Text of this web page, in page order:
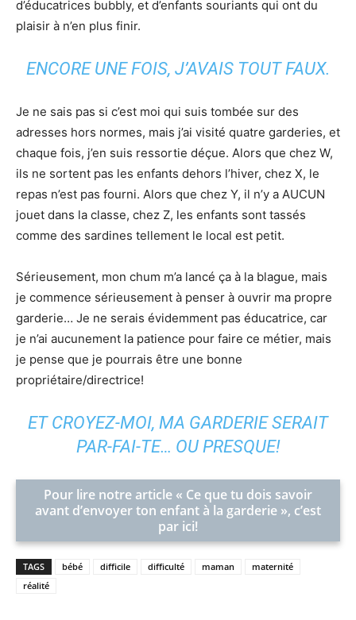
d’éducatrices bubbly, et d’enfants souriants qui ont du
plaisir à n’en plus finir.
ENCORE UNE FOIS, J’AVAIS TOUT FAUX.
Je ne sais pas si c’est moi qui suis tombée sur des
adresses hors normes, mais j’ai visité quatre garderies, et
chaque fois, j’en suis ressortie déçue. Alors que chez W,
ils ne sortent pas les enfants dehors l’hiver, chez X, le
repas n’est pas fourni. Alors que chez Y, il n’y a AUCUN
jouet dans la classe, chez Z, les enfants sont tassés
comme des sardines tellement le local est petit.
Sérieusement, mon chum m’a lancé ça à la blague, mais
je commence sérieusement à penser à ouvrir ma propre
garderie… Je ne serais évidemment pas éducatrice, car
je n’ai aucunement la patience pour faire ce métier, mais
je pense que je pourrais être une bonne
propriétaire/directrice!
ET CROYEZ-MOI, MA GARDERIE SERAIT
PAR-FAI-TE… OU PRESQUE!
Pour lire notre article « Ce que tu dois savoir
avant d’envoyer ton enfant à la garderie », c’est
par ici!
TAGS bébé difficile difficulté maman
maternité
réalité